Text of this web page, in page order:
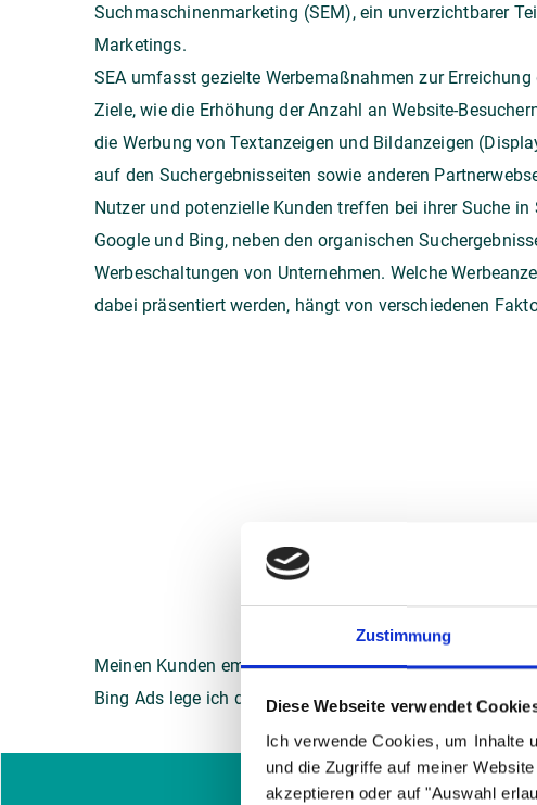
Zustimmung
Diese Webseite verwendet
Ich verwende Cookies, um Inhalte
und die Zugriffe auf meiner
akzeptieren oder auf "Auswahl
Suchmaschinenmarketing (SEM), ein unverzichtbarer
Marketings.
SEA umfasst gezielte Werbemaßnahmen zur
Ziele, wie die Erhöhung der Anzahl an Website-
die Werbung von Textanzeigen und Bildanzeigen
auf den Suchergebnisseiten sowie anderen
Nutzer und potenzielle Kunden treffen bei ihrer Suche in
Google und Bing, neben den organischen
Werbeschaltungen von Unternehmen. Welche
dabei präsentiert werden, hängt von verschiedenen
Meinen Kunden empfehle ich Google Ads als eine der
Bing Ads lege ich den Unternehmern nahe.